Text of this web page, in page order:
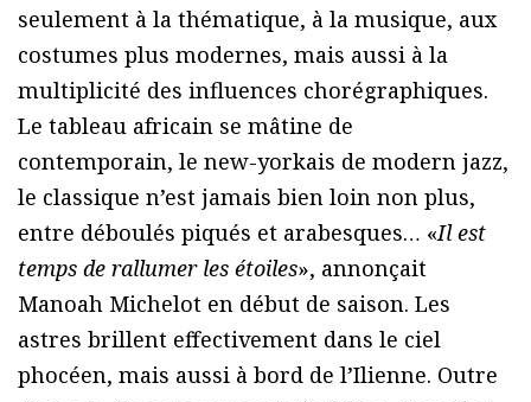
seulement à la thématique, à la musique, aux
costumes plus modernes, mais aussi à la
multiplicité des influences chorégraphiques.
Le tableau africain se mâtine de
contemporain, le new-yorkais de modern jazz,
le classique n’est jamais bien loin non plus,
entre déboulés piqués et arabesques… «Il est
temps de rallumer les étoiles», annonçait
Manoah Michelot en début de saison. Les
astres brillent effectivement dans le ciel
phocéen, mais aussi à bord de l’Ilienne. Outre